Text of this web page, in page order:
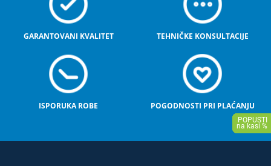
GARANTOVANI KVALITET TEHNIČKE KONSULTACIJE
ISPORUKA ROBE POGODNOSTI PRI PLAĆANJU